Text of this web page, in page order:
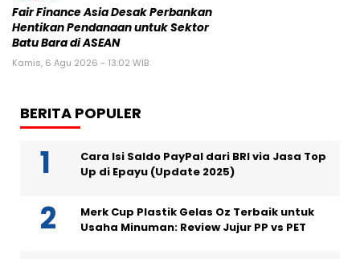
Fair Finance Asia Desak Perbankan
Hentikan Pendanaan untuk Sektor
Batu Bara di ASEAN
Kamis, 6 Agu 2026 - 13:02 WIB
BERITA POPULER
Cara Isi Saldo PayPal dari BRI via Jasa Top
Up di Epayu (Update 2025)
Merk Cup Plastik Gelas Oz Terbaik untuk
Usaha Minuman: Review Jujur PP vs PET